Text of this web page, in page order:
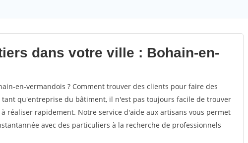
dans votre ville : Bohain-en-
en-vermandois ? Comment trouver des clients pour faire des
tant qu'entreprise du bâtiment, il n'est pas toujours facile de trouver
réaliser rapidement. Notre service d'aide aux artisans vous permet
avec des particuliers à la recherche de professionnels